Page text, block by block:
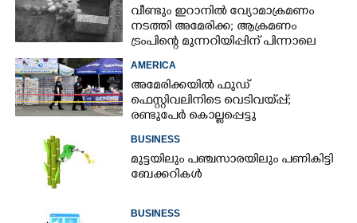
വീണ്ടും ഇറാനിൽ വ്യോമാക്രമണം
നടത്തി അമേരിക്ക; ആക്രമണം
ട്രംപിന്റെ മുന്നറിയിപ്പിന് പിന്നാലെ
AMERICA
അമേരിക്കയിൽ ഫുഡ്
ഫെസ്റ്റിവലിനിടെ വെടിവയ്‌പ്പ്;
രണ്ടുപേർ കൊല്ലപ്പെട്ടു
BUSINESS
മുട്ടയിലും പഞ്ചസാരയിലും പണികിട്ടി
ബേക്കറികൾ
BUSINESS